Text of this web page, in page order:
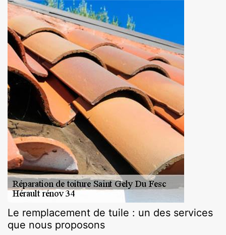
Le remplacement de tuile : un des services
que nous proposons